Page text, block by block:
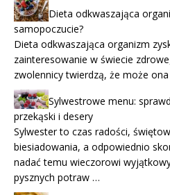
Dieta odkwaszająca
samopoczucie?
Dieta odkwaszająca organizm
zainteresowanie w świecie
zwolennicy twierdzą, że może
Sylwestrowe menu:
przekąski i desery
Sylwester to czas radości,
biesiadowania, a odpowiednio
nadać temu wieczorowi
pysznych potraw …